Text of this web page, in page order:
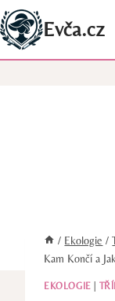
Přeskočit
na
obsah
Evča.cz
/ Ekologie /
Kam Končí a
EKOLOGIE